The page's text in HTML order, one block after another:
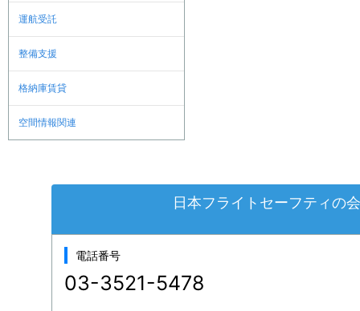
運航受託
整備支援
格納庫賃貸
空間情報関連
日本フライトセーフティの
電話番号
03-3521-5478